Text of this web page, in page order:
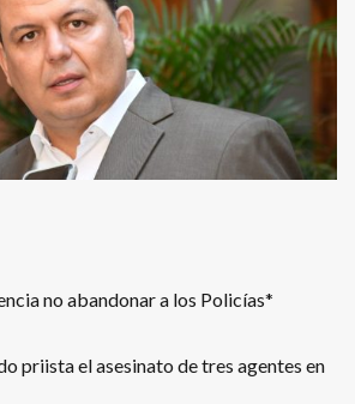
no abandonar a los Policías*
priista el asesinato de tres agentes en